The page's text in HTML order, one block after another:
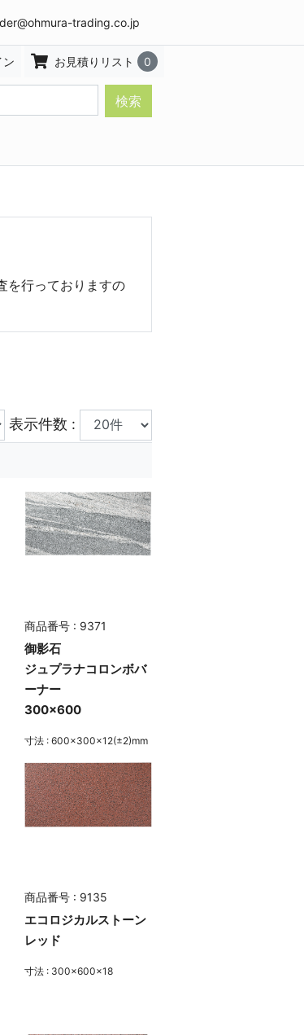
trading.co.jp
ン お見積りリスト 0
検索
を行っておりますの
表示件数 :
商品番号 : 9371
御影石
ジュプラナコロンボバ
ーナー
300×600
寸法 : 600×300×12(±2)mm
商品番号 : 9135
エコロジカルストーン
レッド
寸法 : 300×600×18